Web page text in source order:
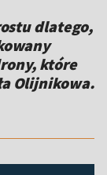
dlatego,
które
Olijnikowa.